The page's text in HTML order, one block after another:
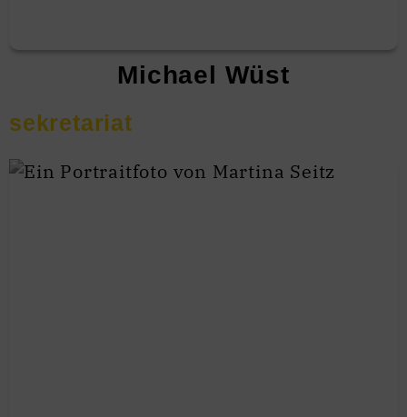
Michael Wüst
sekretariat